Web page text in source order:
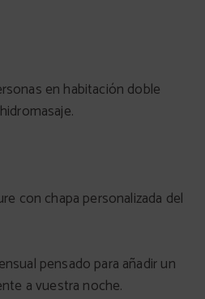
en habitación doble
con chapa personalizada del
pensado para añadir un
a vuestra noche.